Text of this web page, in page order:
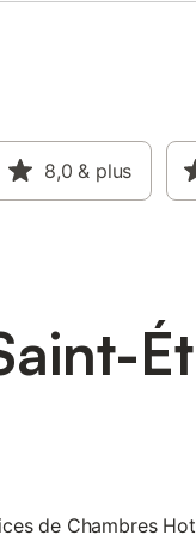
8,0 & plus
de Chambres